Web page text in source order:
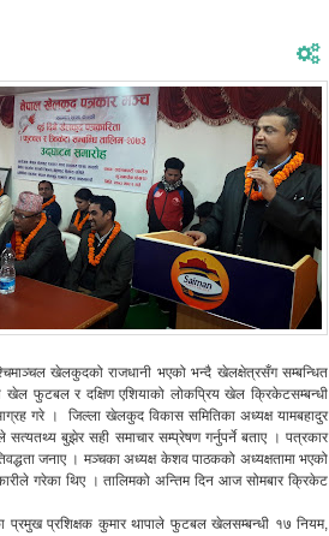
खेलकुदको राजधानी भएको भन्दै खेलक्षेत्रसँग सम्बन्धित
फुटबल र दक्षिण एशियाको लोकप्रिय खेल क्रिकेटसम्बन्धी
गरे । जिल्ला खेलकुद विकास समितिका अध्यक्ष यामबहादुर
बुझेर सही समाचार सम्प्रेषण गर्नुपर्ने बताए । पत्रकार
जनाए । मञ्चका अध्यक्ष केशव पाठकको अध्यक्षतामा भएको
गरेका थिए । तालिमको अन्तिम दिन आज सोमबार क्रिकेट
प्रमुख प्रशिक्षक कुमार थापाले फुटबल खेलसम्बन्धी १७ नियम,